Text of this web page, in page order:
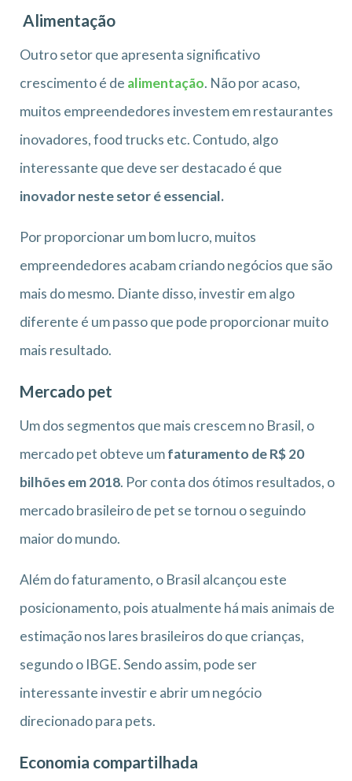
Alimentação
Outro setor que apresenta significativo
crescimento é de alimentação. Não por acaso,
muitos empreendedores investem em restaurantes
inovadores, food trucks etc. Contudo, algo
interessante que deve ser destacado é que
inovador neste setor é essencial.
Por proporcionar um bom lucro, muitos
empreendedores acabam criando negócios que são
mais do mesmo. Diante disso, investir em algo
diferente é um passo que pode proporcionar muito
mais resultado.
Mercado pet
Um dos segmentos que mais crescem no Brasil, o
mercado pet obteve umfaturamento de R$ 20
bilhões em 2018. Por conta dos ótimos resultados, o
mercado brasileiro de pet se tornou o seguindo
maior do mundo.
Além do faturamento, o Brasil alcançou este
posicionamento, pois atualmente há mais animais de
estimação nos lares brasileiros do que crianças,
segundo o IBGE. Sendo assim, pode ser
interessante investir e abrir um negócio
direcionado para pets.
Economia compartilhada